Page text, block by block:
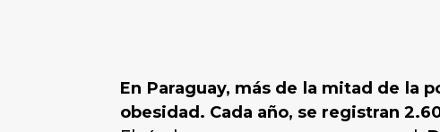
En Paraguay, más de la mitad de la
obesidad. Cada año, se registran